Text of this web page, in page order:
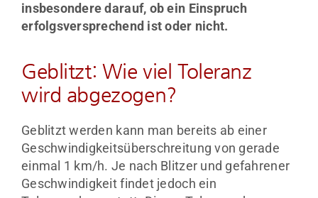
insbesondere darauf, ob ein Einspruch
erfolgsversprechend ist oder nicht.
Geblitzt: Wie viel Toleranz
wird abgezogen?
Geblitzt werden kann man bereits ab einer
Geschwindigkeitsüberschreitung von gerade
einmal 1 km/h. Je nach Blitzer und gefahrener
Geschwindigkeit findet jedoch ein